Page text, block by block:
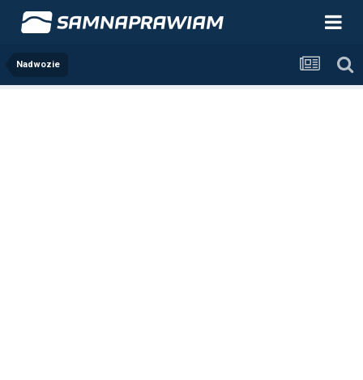
Nadwozie